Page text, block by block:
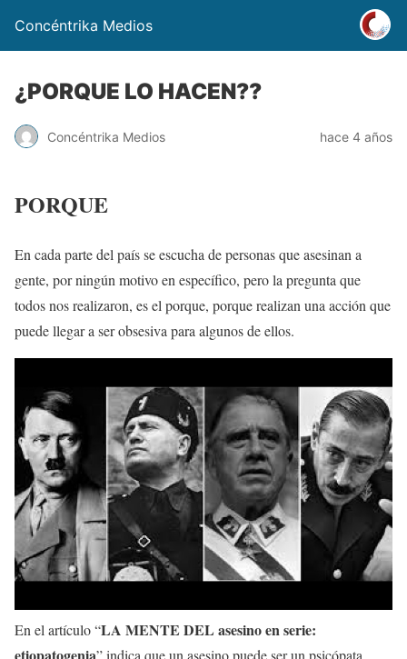
Concéntrika Medios
¿PORQUE LO HACEN??
Concéntrika Medios hace 4 años
PORQUE
En cada parte del país se escucha de personas que asesinan a
gente, por ningún motivo en específico, pero la pregunta que
todos nos realizaron, es el porque, porque realizan una acción que
puede llegar a ser obsesiva para algunos de ellos.
En el artículo “LA MENTE DEL asesino en serie:
” indica que un asesino puede ser un psicópata